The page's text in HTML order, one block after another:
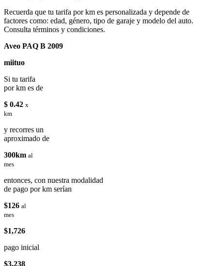
Recuerda que tu tarifa por km es personalizada y depende de
factores como: edad, género, tipo de garaje y modelo del auto.
Consulta términos y condiciones.
Aveo PAQ B 2009
miituo
Si tu tarifa
por km es de
$ 0.42 x
km
y recorres un
aproximado de
300km al
mes
entonces, con nuestra modalidad
de pago por km serían
$126 al
mes
$1,726
pago inicial
$3,238